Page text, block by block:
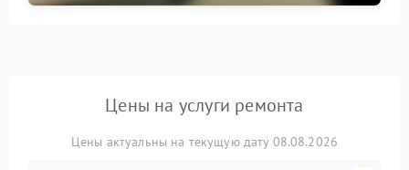
Цены на услуги ремонта
Цены актуальны на текущую дату 08.08.2026